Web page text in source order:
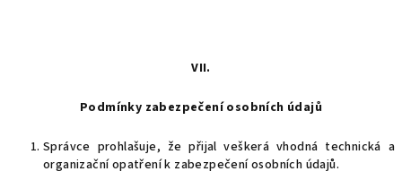
VII.
Podmínky zabezpečení osobních údajů
Správce prohlašuje, že přijal veškerá vhodná technická a
organizační opatření k zabezpečení osobních údajů.